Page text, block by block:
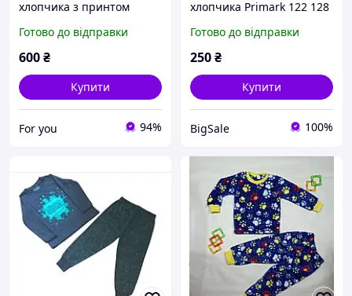
хлопчика з принтом
бавовна 120 см
Готово до відправки
600₴
Купити
For you 94%
хлопчика Primark 122 128
Готово до відправки
250₴
Купити
BigSale 100%